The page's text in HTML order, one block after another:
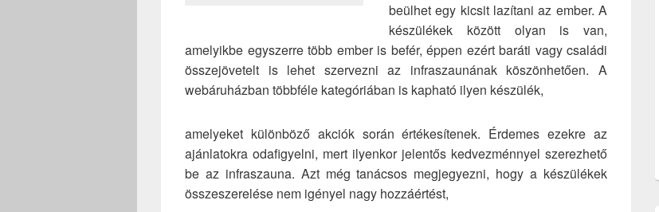
beülhet egy kicsit lazítani az ember. A
készülékek között olyan is van,
amelyikbe egyszerre több ember is befér, éppen ezért baráti vagy családi
összejövetelt is lehet szervezni az infraszaunának köszönhetően. A
webáruházban többféle kategóriában is kapható ilyen készülék,
amelyeket különböző akciók során értékesítenek. Érdemes ezekre az
ajánlatokra odafigyelni, mert ilyenkor jelentős kedvezménnyel szerezhető
be az infraszauna. Azt még tanácsos megjegyezni, hogy a készülékek
összeszerelése nem igényel nagy hozzáértést,